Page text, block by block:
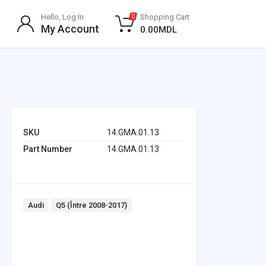
Hello, Log In
My Account
0 Shopping Cart
0.00MDL
SKU
14.GMA.01.13
Part Number
14.GMA.01.13
Tags:
Audi Q5 (Între 2008-2017)